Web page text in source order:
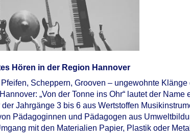
Hören in der Region Hannover
Scheppern, Grooven – ungewohnte
„Von der Tonne ins Ohr“ lautet der
Jahrgänge 3 bis 6 aus Wertstoffen
Pädagoginnen und Pädagogen aus
mit den Materialien Papier, Plastik oder